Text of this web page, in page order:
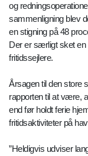
og
sammenligning blev
en stigning på 48
Der er særligt sket en
fritidssejlere.
Årsagen til den store
rapporten til at være,
end før holdt ferie
fritidsaktiviteter på
”Heldigvis udviser